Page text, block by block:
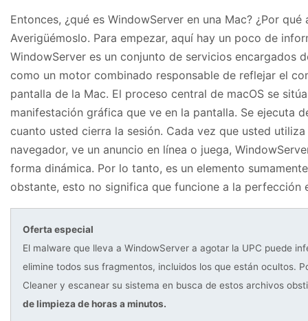
Entonces, ¿qué es WindowServer en una Mac? ¿Por
Averigüémoslo. Para empezar, aquí hay un poco de
WindowServer es un conjunto de servicios encargados
como un motor combinado responsable de reflejar el
pantalla de la Mac. El proceso central de macOS se
manifestación gráfica que ve en la pantalla. Se ejecuta
cuanto usted cierra la sesión. Cada vez que usted
navegador, ve un anuncio en línea o juega,
forma dinámica. Por lo tanto, es un elemento
obstante, esto no significa que funcione a la perfección
Oferta especial
El malware que lleva a WindowServer a agotar la UPC puede
elimine todos sus fragmentos, incluidos los que están ocultos.
Cleaner y escanear su sistema en busca de estos archivos
de limpieza de horas a minutos.